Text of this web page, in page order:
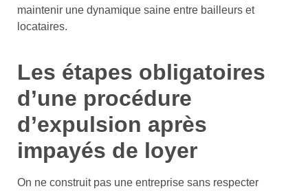
maintenir une dynamique saine entre bailleurs et
locataires.
Les étapes obligatoires
d’une procédure
d’expulsion après
impayés de loyer
On ne construit pas une entreprise sans respecter